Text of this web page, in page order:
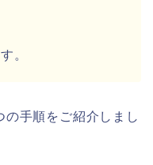
。
手順をご紹介しまし